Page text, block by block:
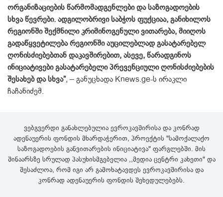
ორგანიზაციების წარმომადგენლები და საზოგადოების
სხვა წევრები. ადგილობრივი საბჭოს ფუქციაა, განიხილოს
რეგიონში შექმნილი კრიმინოგენული ვითარება, მიიღოს
გადაწყვეტილება რეგიონში აუცილებლად გასატარებელ
ღონისძიებებთან დაკავშირებით, ასევე, წარადგინოს
ინიციატივები გასატარებელი პრევენციული ღონისძიებების
შესახებ და სხვა”, – განუცხადა Knews.ge-ს ირაკლი
ჩაჩანიძემ.
ვებგვერდი განახლებულია ევროკავშირისა და კონრად
ადენაუერის ფონდის მხარდაჭერით, პროექტის "სამოქალაქო
საზოგადოების განვითარების ინიციატივა" ფარგლებში. მის
შინაარსზე სრულად პასუხისმგებელია ,,მედია ცენტრი კახეთი" და
შესაძლოა, რომ იგი არ გამოხატავდეს ევროკავშირისა და
კონრად ადენაუერის ფონდის შეხედულებებს.